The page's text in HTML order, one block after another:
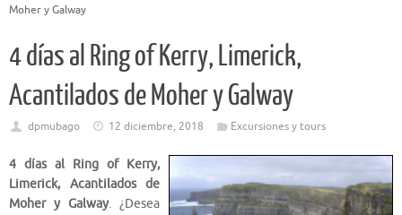
Moher y Galway
4 días al Ring of Kerry, Limerick,
Acantilados de Moher y Galway
dpmubago 12 diciembre, 2018 Excursiones y tours
4 días al Ring of Kerry,
Limerick, Acantilados de
Moher y Galway. ¿Desea